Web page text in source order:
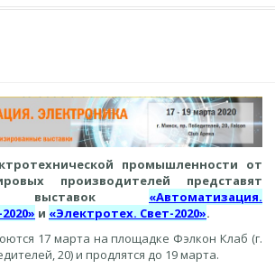
промышленности от
производителей представят
выставок «Автоматизация.
и «Электротех. Свет-2020».
17 марта на площадке Фэлкон Клаб (г.
20) и продлятся до 19 марта.